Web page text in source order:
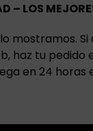
– LOS
mostramos. Si
haz tu pedido
en 24 horas